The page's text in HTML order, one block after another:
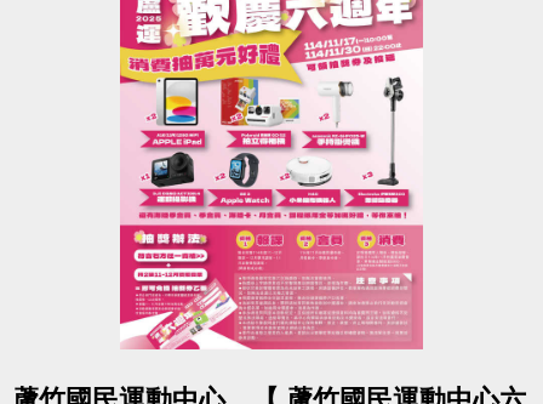
【注意事項】
1.請個人獎得獎人及團體獎代表人預留時間準時出
2.得獎者請務必於 10:00–10:50 完成報到，未到者視
3.若需委託他人代領，請備妥委託書及身分證正反影
本供現場查驗。
4.已於送件時附上委託書者無需再次填寫。
若有任何問題，歡迎來電詢問：(03) 263-9066 分機
再次恭喜所有得獎同學，期待在頒獎典禮與大家見